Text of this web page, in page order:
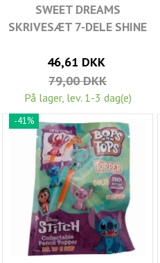
SWEET DREAMS
SKRIVESÆT 7-DELE SHINE
46,61 DKK
79,00 DKK
På lager, lev. 1-3 dag(e)
-41%